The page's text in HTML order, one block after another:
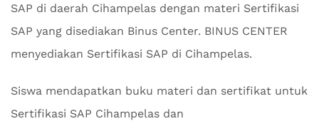
SAP di daerah Cihampelas dengan materi Sertifikasi
SAP yang disediakan Binus Center. BINUS CENTER
menyediakan Sertifikasi SAP di Cihampelas.
Siswa mendapatkan buku materi dan sertifikat untuk
Sertifikasi SAP Cihampelas dan